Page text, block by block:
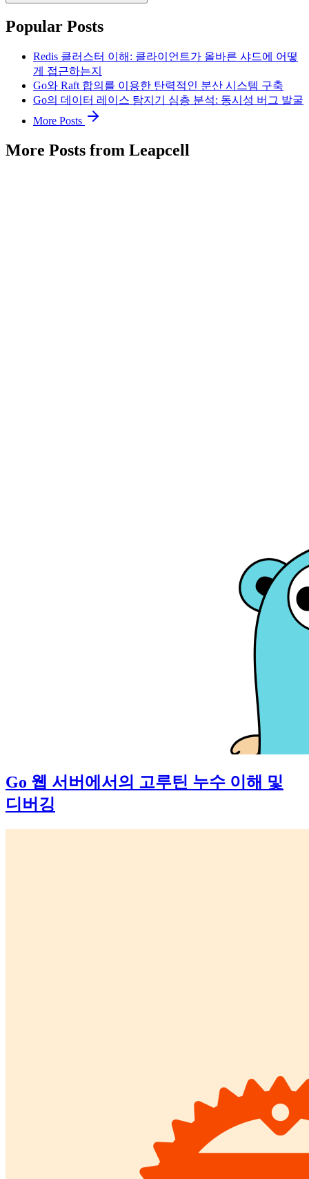
Popular Posts
Redis 클러스터 이해: 클라이언트가 올바른 샤드에 어떻
게 접근하는지
Go와 Raft 합의를 이용한 탄력적인 분산 시스템 구축
Go의 데이터 레이스 탐지기 심층 분석: 동시성 버그 발굴
More Posts
More Posts from Leapcell
Go 웹 서버에서의 고루틴 누수 이해 및
디버깅